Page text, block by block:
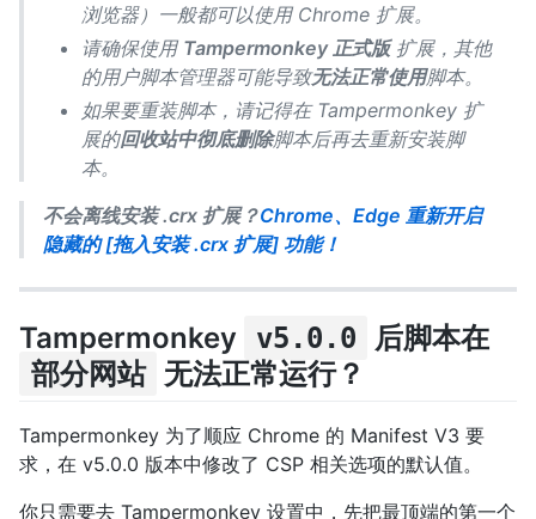
浏览器）一般都可以使用 Chrome 扩展。
请确保使用 Tampermonkey 正式版扩展，其他
的用户脚本管理器可能导致无法正常使用脚本。
如果要重装脚本，请记得在 Tampermonkey 扩
展的回收站中彻底删除脚本后再去重新安装脚
本。
不会离线安装 .crx 扩展？Chrome、Edge 重新开启
隐藏的 [拖入安装 .crx 扩展] 功能！
Tampermonkey v5.0.0 后脚本在
部分网站 无法正常运行？
Tampermonkey 为了顺应 Chrome 的 Manifest V3 要
求，在 v5.0.0 版本中修改了 CSP 相关选项的默认值。
你只需要去 Tampermonkey 设置中，先把最顶端的第一个